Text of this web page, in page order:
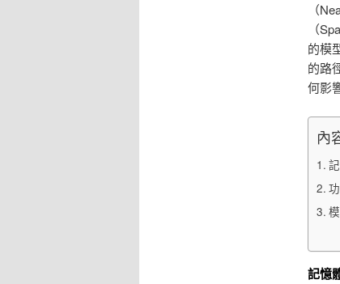
（
（
的模
的路
何影
內
記憶